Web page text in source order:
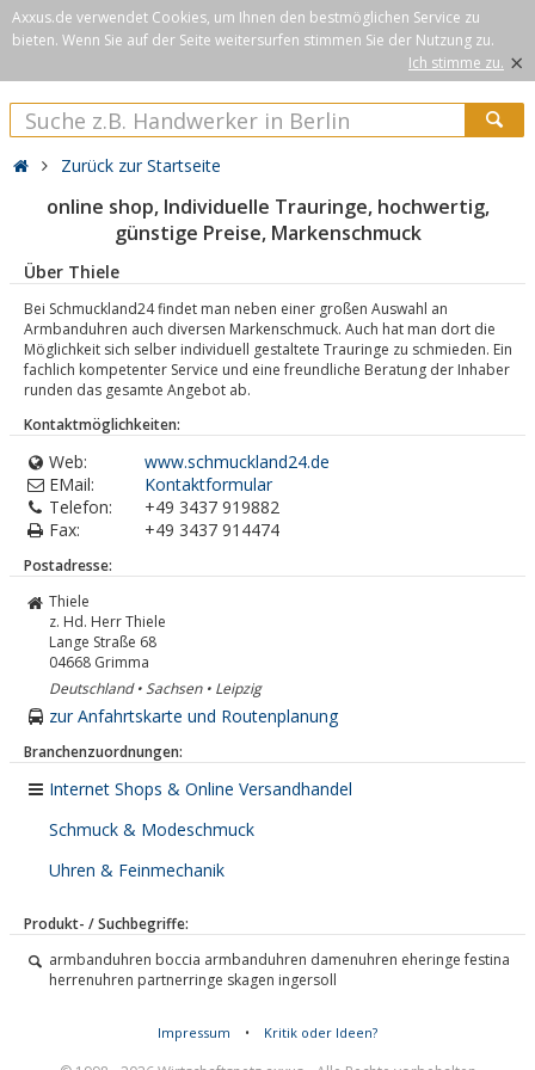
Axxus.de verwendet Cookies, um Ihnen den bestmöglichen Service zu
bieten. Wenn Sie auf der Seite weitersurfen stimmen Sie der Nutzung zu.
Ich stimme zu. ×
Zurück zur Startseite
online shop, Individuelle Trauringe, hochwertig,
günstige Preise, Markenschmuck
Über Thiele
Bei Schmuckland24 findet man neben einer großen Auswahl an
Armbanduhren auch diversen Markenschmuck. Auch hat man dort die
Möglichkeit sich selber individuell gestaltete Trauringe zu schmieden. Ein
fachlich kompetenter Service und eine freundliche Beratung der Inhaber
runden das gesamte Angebot ab.
Kontaktmöglichkeiten:
Web:
www.schmuckland24.de
EMail:
Kontaktformular
Telefon:
+49 3437 919882
Fax:
+49 3437 914474
Postadresse:
Thiele
z. Hd. Herr Thiele
Lange Straße 68
04668 Grimma
Deutschland • Sachsen • Leipzig
zur Anfahrtskarte und Routenplanung
Branchenzuordnungen:
Internet Shops & Online Versandhandel
Schmuck & Modeschmuck
Uhren & Feinmechanik
Produkt- / Suchbegriffe:
armbanduhren boccia armbanduhren damenuhren eheringe festina
herrenuhren partnerringe skagen ingersoll
Impressum • Kritik oder Ideen?